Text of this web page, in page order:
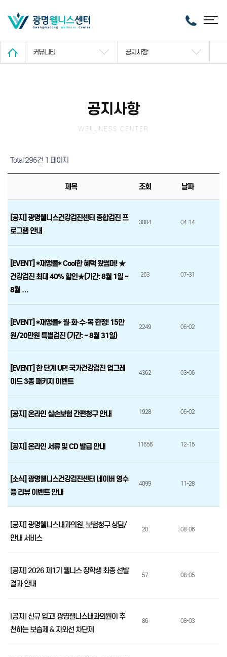
커뮤니티 공지사항
공지사항
WELLNESS CENTER
Total 296건 1 페이지
제목 조회 날짜
[공지] 광명웰니스건강검진센터 종합검진 프
로그램 안내
3004 04-14
[EVENT] *재앵콜* Cool한 혜택 왔썸머! ★
건강검진 최대 40% 할인★(기간: 8월 1일 ~
8월 …
263 07-31
[EVENT] *재앵콜* 월·화·수·목 한정! 15만
원/20만원 특별검진 (기간: ~ 8월 31일)
2249 06-02
[EVENT] 한 단계 UP! 국가건강검진 업그레
이드 3종 패키지 이벤트
4362 03-06
[공지] 온라인 실손보험 간편청구 안내 1928 06-02
[공지] 온라인 서류 및 CD 발급 안내 11656 12-15
[소식] 광명웰니스건강검진센터 네이버 영수
증 리뷰 이벤트 안내
4099 11-28
[공지] 광명웰니스내과의원, 보험청구 상담/
안내 서비스
20 08-06
[공지] 2026 제1기 웰니스 장학생 최종 선발
결과 안내
57 08-05
[공지] 신규 입고! 광명웰니스내과의원이 추
천하는 보습제 & 자외선 차단제
86 08-03